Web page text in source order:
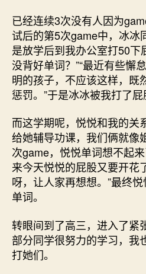
已经连续3次没有人因为
试后的第5次game中，冰冰
是放学后到我办公室打50下
没背好单词？”“最近有些懈
明的孩子，不应该这样，既
惩罚。”于是冰冰被我打了屁
而这学期呢，悦悦和我的关
给她辅导功课，我们俩就像
次game，悦悦单词想不起
来今天悦悦的屁股又要开花
呀，让人家再想想。”最终
单词。
转眼间到了高三，进入了紧
部分同学很努力的学习，我
打她们。